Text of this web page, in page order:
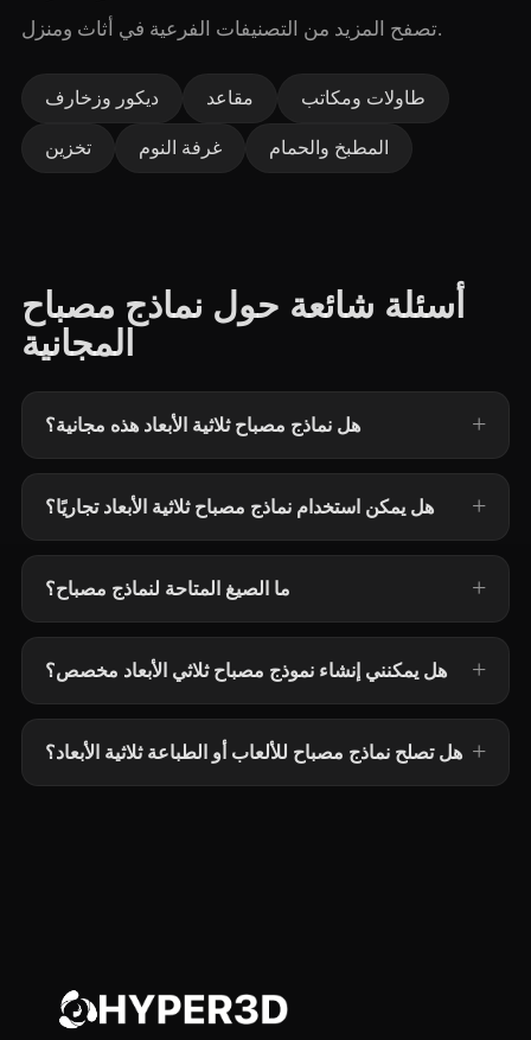
تصفح المزيد من التصنيفات الفرعية في أثاث ومنزل.
ديكور وزخارف مقاعد طاولات ومكاتب
تخزين غرفة النوم المطبخ والحمام
أسئلة شائعة حول نماذج مصباح
المجانية
هل نماذج مصباح ثلاثية الأبعاد هذه مجانية؟
هل يمكن استخدام نماذج مصباح ثلاثية الأبعاد تجاريًا؟
ما الصيغ المتاحة لنماذج مصباح؟
هل يمكنني إنشاء نموذج مصباح ثلاثي الأبعاد مخصص؟
هل تصلح نماذج مصباح للألعاب أو الطباعة ثلاثية الأبعاد؟